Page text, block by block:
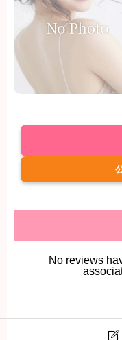
No reviews
